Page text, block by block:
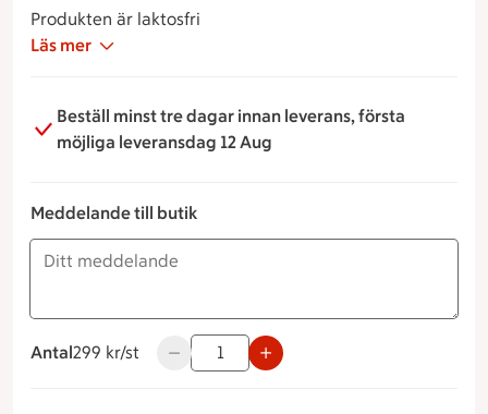
Produkten är laktosfri
Läs mer
Beställ minst tre dagar innan leverans, första
möjliga leveransdag 12 Aug
Meddelande till butik
Antal
299 kronor styck
299 kr/st Använd knapparna för att minska eller